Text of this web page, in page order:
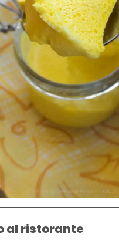
al ristorante